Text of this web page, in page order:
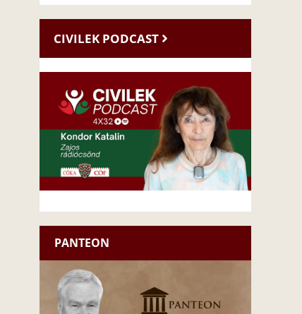
CIVILEK PODCAST
PANTEON